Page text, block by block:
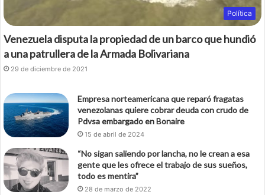
Política
Venezuela disputa la propiedad de un barco que hundió
a una patrullera de la Armada Bolivariana
29 de diciembre de 2021
Empresa norteamericana que reparó fragatas
venezolanas quiere cobrar deuda con crudo de
Pdvsa embargado en Bonaire
15 de abril de 2024
“No sigan saliendo por lancha, no le crean a esa
gente que les ofrece el trabajo de sus sueños,
todo es mentira”
28 de marzo de 2022